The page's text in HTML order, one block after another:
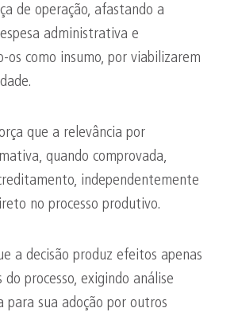
de operação, afastando a
administrativa e
os como insumo, por viabilizarem
que a relevância por
quando comprovada,
independentemente
no processo produtivo.
a decisão produz efeitos apenas
processo, exigindo análise
para sua adoção por outros